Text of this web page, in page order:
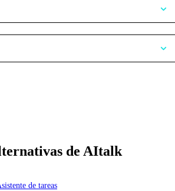
de AItalk
de tareas